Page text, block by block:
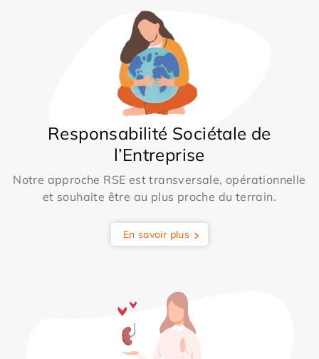
Responsabilité Sociétale de
l’Entreprise
Notre approche RSE est transversale, opérationnelle
et souhaite être au plus proche du terrain.
En savoir plus